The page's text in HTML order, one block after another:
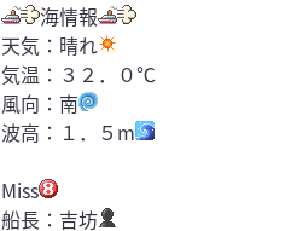
海情報
天気：晴れ
気温：３２．０℃
風向：南
波高：１．５m
Miss
船長：吉坊